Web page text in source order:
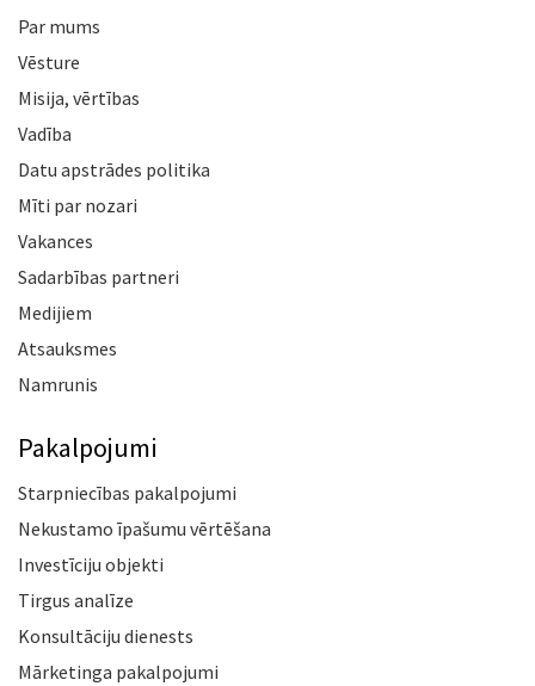
Par mums
Vēsture
Misija, vērtības
Vadība
Datu apstrādes politika
Mīti par nozari
Vakances
Sadarbības partneri
Medijiem
Atsauksmes
Namrunis
Pakalpojumi
Starpniecības pakalpojumi
Nekustamo īpašumu vērtēšana
Investīciju objekti
Tirgus analīze
Konsultāciju dienests
Mārketinga pakalpojumi